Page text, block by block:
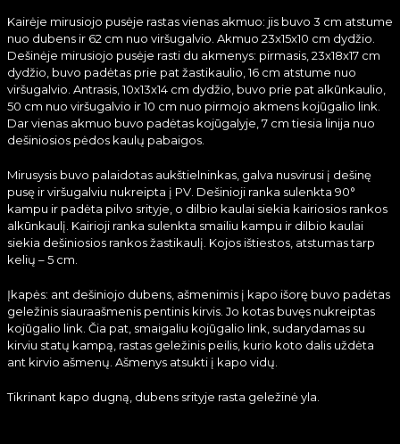
Kairėje mirusiojo pusėje rastas vienas akmuo: jis buvo 3 cm atstume
nuo dubens ir 62 cm nuo viršugalvio. Akmuo 23x15x10 cm dydžio.
Dešinėje mirusiojo pusėje rasti du akmenys: pirmasis, 23x18x17 cm
dydžio, buvo padėtas prie pat žastikaulio, 16 cm atstume nuo
viršugalvio. Antrasis, 10x13x14 cm dydžio, buvo prie pat alkūnkaulio,
50 cm nuo viršugalvio ir 10 cm nuo pirmojo akmens kojūgalio link.
Dar vienas akmuo buvo padėtas kojūgalyje, 7 cm tiesia linija nuo
dešiniosios pėdos kaulų pabaigos.
Mirusysis buvo palaidotas aukštielninkas, galva nusvirusi į dešinę
pusę ir viršugalviu nukreipta į PV. Dešinioji ranka sulenkta 90°
kampu ir padėta pilvo srityje, o dilbio kaulai siekia kairiosios rankos
alkūnkaulį. Kairioji ranka sulenkta smailiu kampu ir dilbio kaulai
siekia dešiniosios rankos žastikaulį. Kojos ištiestos, atstumas tarp
kelių – 5 cm.
Įkapės: ant dešiniojo dubens, ašmenimis į kapo išorę buvo padėtas
geležinis siauraašmenis pentinis kirvis. Jo kotas buvęs nukreiptas
kojūgalio link. Čia pat, smaigaliu kojūgalio link, sudarydamas su
kirviu statų kampą, rastas geležinis peilis, kurio koto dalis uždėta
ant kirvio ašmenų. Ašmenys atsukti į kapo vidų.
Tikrinant kapo dugną, dubens srityje rasta geležinė yla.